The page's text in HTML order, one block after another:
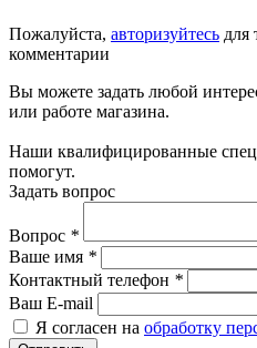
Пожалуйста, авторизуйтесь для
комментарии
Вы можете задать любой
или работе магазина.
Наши квалифицированные
помогут.
Задать вопрос
Вопрос *
Ваше имя *
Контактный телефон *
Ваш E-mail
Я согласен на обработку